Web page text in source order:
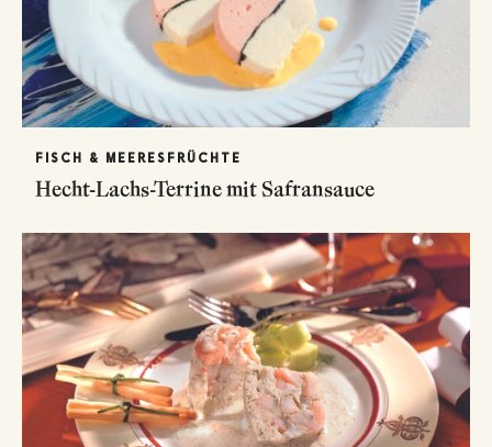
FISCH & MEERESFRÜCHTE
Hecht-Lachs-Terrine mit Safransauce